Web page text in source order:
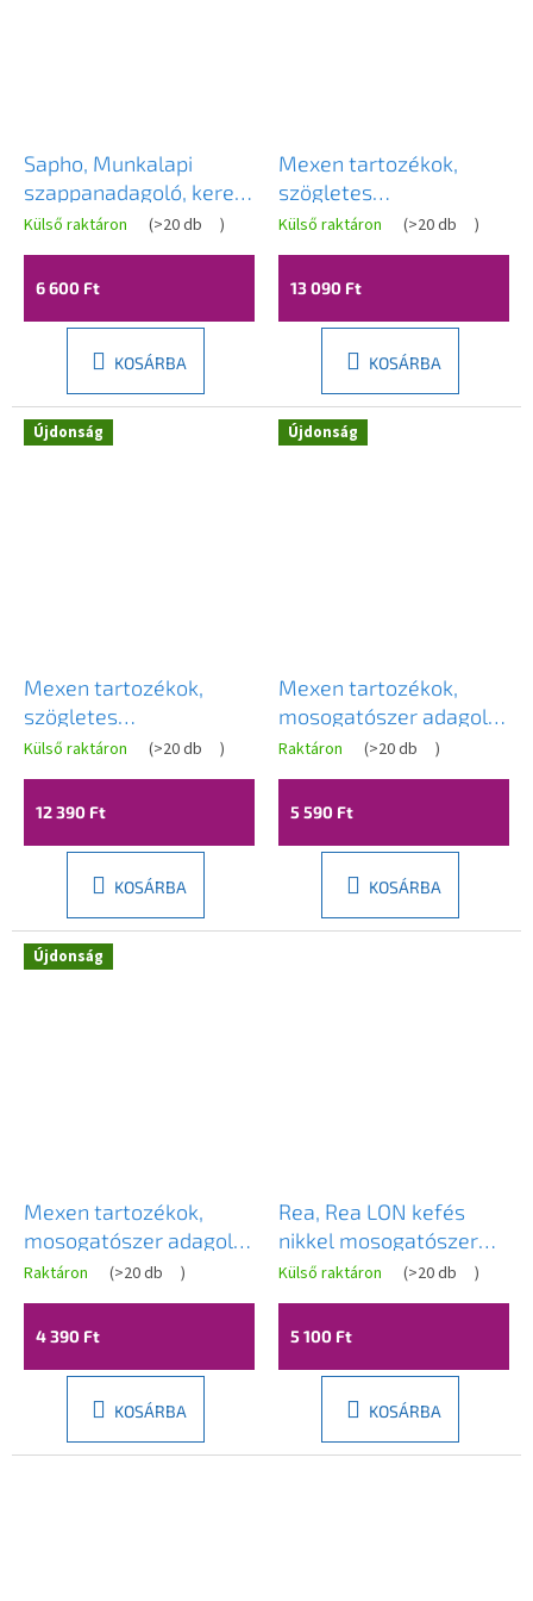
Sapho, Munkalapi
szappanadagoló, kerek,
króm, SP023
Külső raktáron (>20 db )
6 600 Ft
KOSÁRBA
Mexen tartozékok,
szögletes
mosogatószer adagoló
mosogatóhoz, fekete,
6605320-70
Külső raktáron (>20 db )
13 090 Ft
KOSÁRBA
Újdonság
Mexen tartozékok,
szögletes
mosogatószer adagoló
mosogatóhoz, fehér,
6605320-20
Külső raktáron (>20 db )
12 390 Ft
KOSÁRBA
Újdonság
Mexen tartozékok,
mosogatószer adagoló
mosogatóhoz, szürke,
6601320-61
Raktáron (>20 db )
5 590 Ft
KOSÁRBA
Újdonság
Mexen tartozékok,
mosogatószer adagoló
mosogatóhoz, fehér,
6601320-20
Raktáron (>20 db )
4 390 Ft
KOSÁRBA
Rea, Rea LON kefés
nikkel mosogatószer
adagoló, REA-08005
Külső raktáron (>20 db )
5 100 Ft
KOSÁRBA